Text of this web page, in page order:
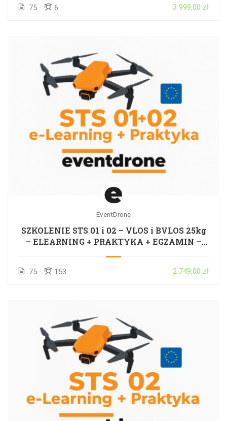
75 6 3 999,00 zł
EventDrone
SZKOLENIE STS 01 i 02 – VLOS i BVLOS 25kg
– ELEARNING + PRAKTYKA + EGZAMIN –
75 153 2 749,00 zł